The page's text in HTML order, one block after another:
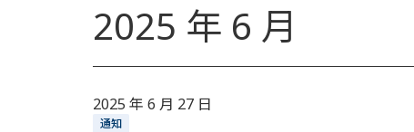
2025 年 6 月
2025 年 6 月 27 日
通知